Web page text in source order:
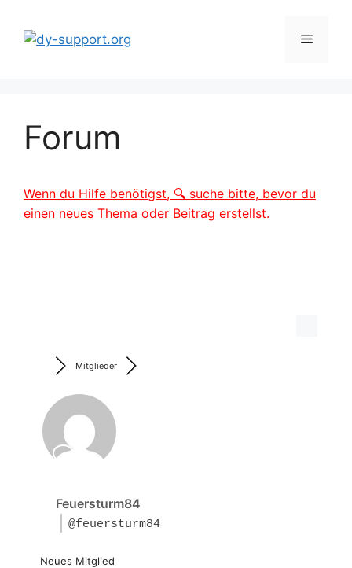
Inhalt
springen
Menü
Forum
Wenn du Hilfe benötigst, 🔍 suche bitte, bevor du
einen neues Thema oder Beitrag erstellst.
Mitglieder
Feuersturm84
@feuersturm84
Neues Mitglied